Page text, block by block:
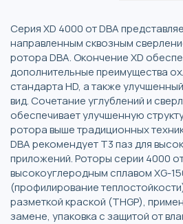
Серия XD 4000 от DBA
направленным сквозным
ротора DBA. Окончение XD
дополнительные преимущества
стандарта HD, а также
вид. Сочетание углублений и
обеспечивает улучшенную
ротора выше традиционных
DBA рекомендует T3 паз для
приложений. Роторы серии 4000
высокоуглеродным сплавом XG-
(профилирование
разметкой краской (THGP),
замене, упаковка с защитой от